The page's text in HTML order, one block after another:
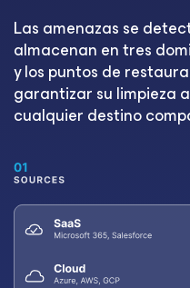
Las amenazas se
almacenan en tres
y los puntos de
garantizar su limpieza
cualquier destino